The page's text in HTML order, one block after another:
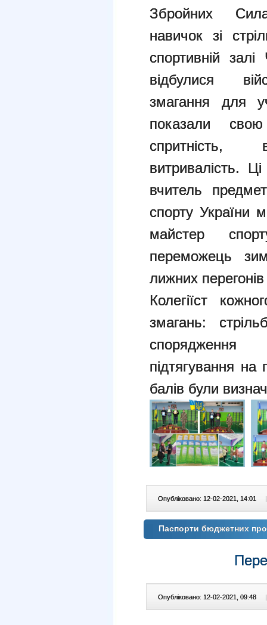
Збройних
навичок зі
спортивній
відбулися
змагання для
показали
спритність,
витривалість.
вчитель
спорту України
майстер
переможець
лижних перегонів
Колегіїст
змагань:
підтягування
балів були
Опубліковано: 12-02-2021, 14:01 |
Паспорти бюджетних
Опубліковано: 12-02-2021, 09:48 |